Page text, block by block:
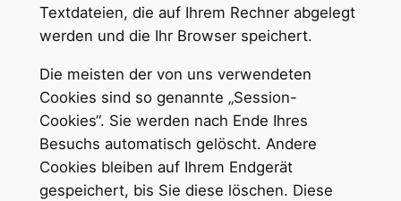
Textdateien, die auf Ihrem Rechner abgelegt
werden und die Ihr Browser speichert.
Die meisten der von uns verwendeten
Cookies sind so genannte „Session-
Cookies“. Sie werden nach Ende Ihres
Besuchs automatisch gelöscht. Andere
Cookies bleiben auf Ihrem Endgerät
gespeichert, bis Sie diese löschen. Diese